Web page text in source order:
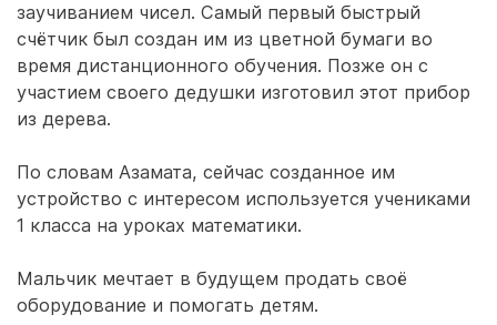
заучиванием чисел. Самый первый быстрый
счётчик был создан им из цветной бумаги во
время дистанционного обучения. Позже он с
участием своего дедушки изготовил этот прибор
из дерева.
По словам Азамата, сейчас созданное им
устройство с интересом используется учениками
1 класса на уроках математики.
Мальчик мечтает в будущем продать своё
оборудование и помогать детям.